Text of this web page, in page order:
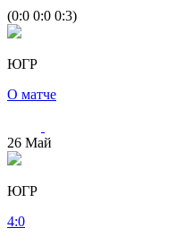
(0:0 0:0 0:3)
ЮГР
О матче
26 Май
ЮГР
4:0